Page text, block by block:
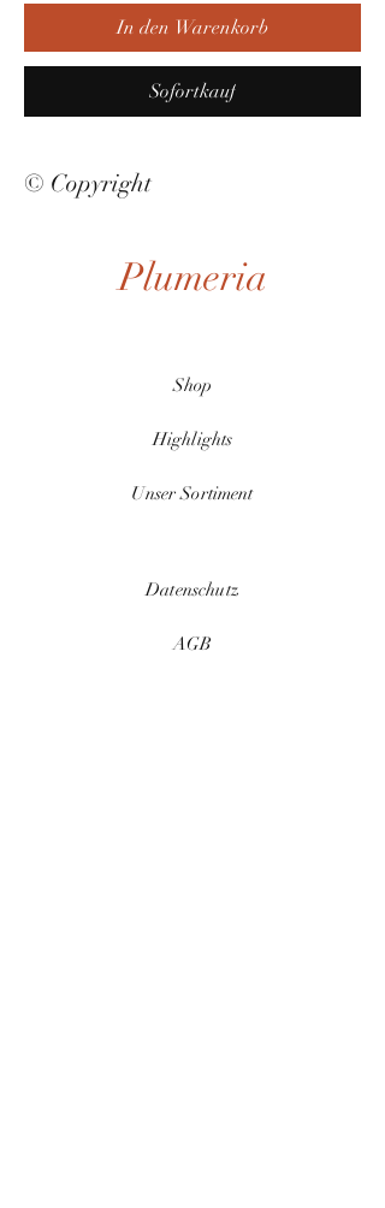
In den Warenkorb
Sofortkauf
© Copyright
Plumeria
Shop
Highlights
Unser Sortiment
Datenschutz
AGB